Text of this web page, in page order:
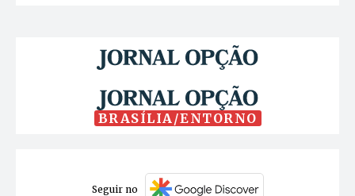
BRASÍLIA/ENTORNO
Seguir no